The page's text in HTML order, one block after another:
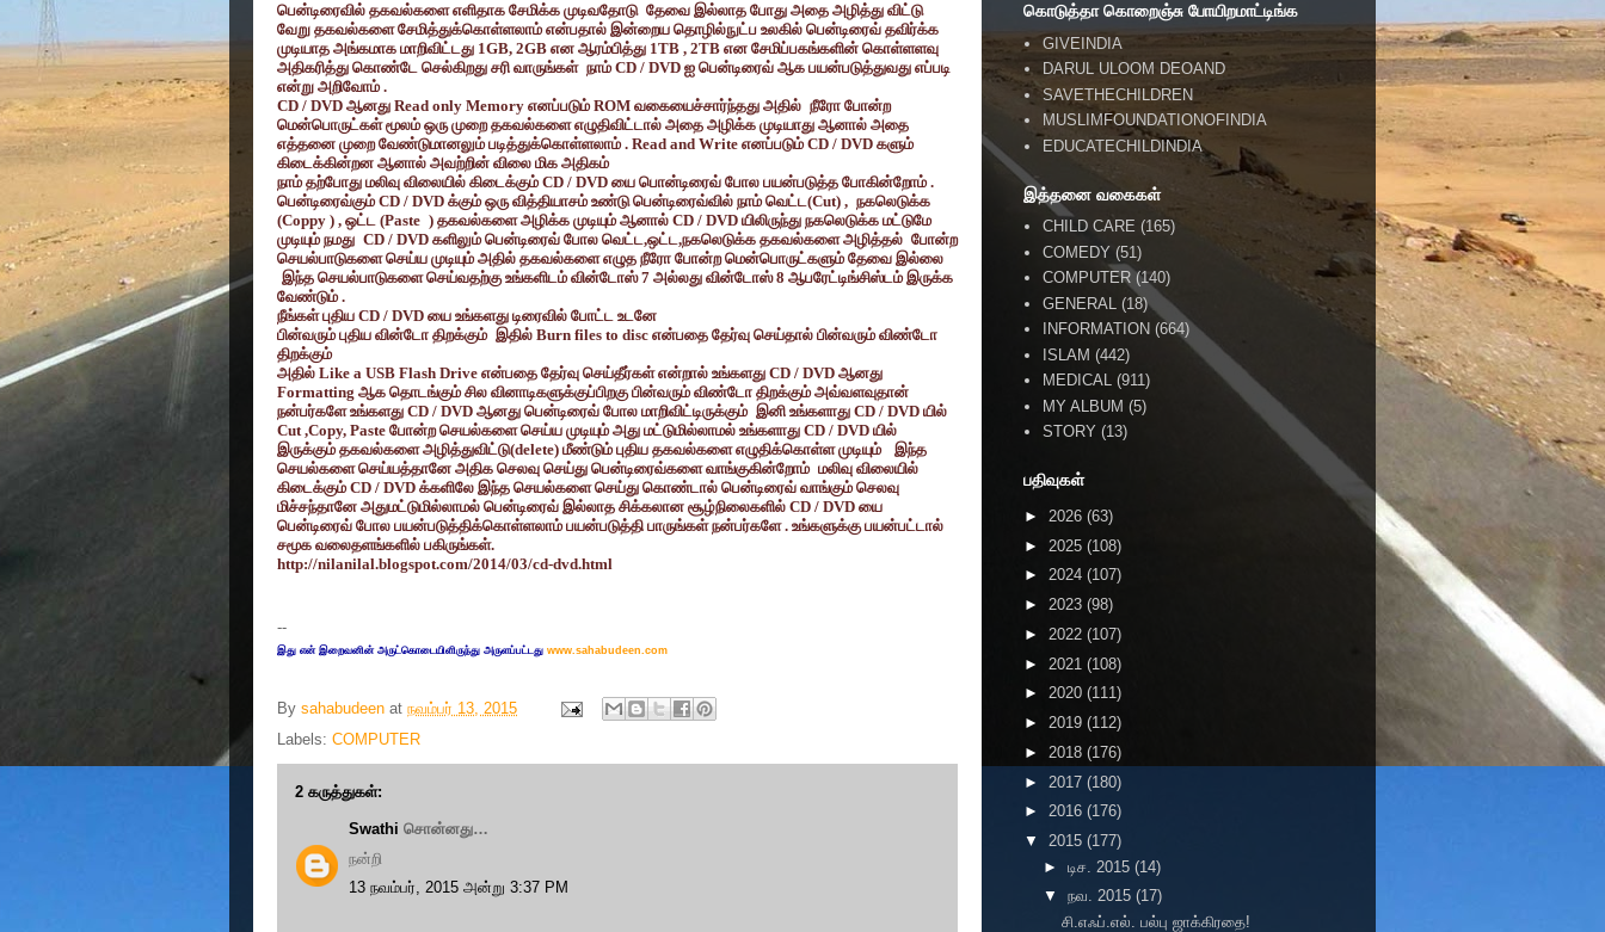
பென்டிரைவில் தகவல்களை எளிதாக சேமிக்க முடிவதோடு தேவை இல்லாத போது அதை அழித்து விட்டு
வேறு தகவல்களை சேமித்துக்கொள்ளலாம் என்பதால் இன்றைய தொழில்நுட்ப உலகில் பென்டிரைவ் தவிர்க்க
முடியாத அங்கமாக மாறிவிட்டது 1GB, 2GB என ஆரம்பித்து 1TB , 2TB என சேமிப்பகங்களின் கொள்ளளவு
அதிகரித்து கொண்டே செல்கிறது சரி வாருங்கள் நாம்CD / DVD ஐ பென்டிரைவ் ஆக பயன்படுத்துவது எப்படி
என்று அறிவோம் .
CD / DVD ஆனது Read only Memory எனப்படும்ROM வகையைச்சார்ந்தது அதில் நீரோ போன்ற
மென்பொருட்கள் மூலம் ஒரு முறை தகவல்களை எழுதிவிட்டால் அதை அழிக்க முடியாது ஆனால் அதை
எத்தனை முறை வேண்டுமானலும் படித்துக்கொள்ளலாம். Read and Write எனப்படும்CD / DVD களும்
கிடைக்கின்றன ஆனால் அவற்றின் விலை மிக அதிகம்
நாம் தற்போது மலிவு விலையில் கிடைக்கும்CD / DVD யை பொன்டிரைவ் போல பயன்படுத்த போகின்றோம் .
பென்டிரைவ்கும்CD / DVD க்கும் ஒரு வித்தியாசம் உண்டு பென்டிரைவ்வில் நாம் வெட்ட(Cut) , நகலெடுக்க
(Coppy ) , ஒட்ட (Paste ) தகவல்களை அழிக்க முடியும் ஆனால் CD / DVD யிலிருந்து நகலெடுக்க மட்டுமே
முடியும் நமது CD / DVD களிலும் பென்டிரைவ் போல வெட்ட,ஒட்ட,நகலெடுக்க தகவல்களை அழித்தல் போன்ற
செயல்பாடுகளை செய்ய முடியும் அதில் தகவல்களை எழுத நீரோ போன்ற மென்பொருட்களும் தேவை இல்லை
இந்த செயல்பாடுகளை செய்வதற்கு உங்களிடம் வின்டோஸ்7 அல்லது வின்டோஸ்8 ஆபரேட்டிங்சிஸ்டம் இருக்க
வேண்டும் .
நீங்கள் புதிய CD / DVD யை உங்களது டிரைவில் போட்ட உடனே
பின்வரும் புதிய வின்டோ திறக்கும் இதில் Burn files to disc என்பதை தேர்வு செய்தால் பின்வரும் விண்டோ
திறக்கும்
அதில் Like a USB Flash Drive என்பதை தேர்வு செய்தீர்கள் என்றால் உங்களது CD / DVD ஆனது
Formatting ஆக தொடங்கும் சில வினாடிகளுக்குப்பிறகு பின்வரும் விண்டோ திறக்கும் அவ்வளவுதான்
நன்பர்களே உங்களது CD / DVD ஆனது பென்டிரைவ் போல மாறிவிட்டிருக்கும் இனி உங்களாது CD / DVD யில்
Cut ,Copy, Paste போன்ற செயல்களை செய்ய முடியும் அது மட்டுமில்லாமல் உங்களாது CD / DVD யில்
இருக்கும் தகவல்களை அழித்துவிட்டு(delete) மீண்டும் புதிய தகவல்களை எழுதிக்கொள்ள முடியும்
இந்த
செயல்களை செய்யத்தானே அதிக செலவு செய்து பென்டிரைவ்களை வாங்குகின்றோம் மலிவு விலையில்
கிடைக்கும்CD / DVD க்களிலே இந்த செயல்களை செய்து கொண்டால் பென்டிரைவ் வாங்கும் செலவு
மிச்சந்தானே அதுமட்டுமில்லாமல் பென்டிரைவ் இல்லாத சிக்கலான சூழ்நிலைகளில் CD / DVD யை
பென்டிரைவ் போல பயன்படுத்திக்கொள்ளலாம் பயன்படுத்தி பாருங்கள் நன்பர்களே . உங்களுக்கு பயன்பட்டால்
சமூக வலைதளங்களில் பகிருங்கள்.
http://nilanilal.blogspot.com/2014/03/cd-dvd.html
--
இது என் இறைவனின் அருட்கொடையிளிருந்து அருளப்பட்டது www.sahabudeen.com
By sahabudeen at நவம்பர் 13, 2015
Labels: COMPUTER
2 கருத்துகள்:
Swathi சொன்னது…
நன்றி
13 நவம்பர், 2015 அன்று 3:37 PM
கொடுத்தா கொறைஞ்சு போயிறமாட்டிங்க
GIVEINDIA
DARUL ULOOM DEOAND
SAVETHECHILDREN
MUSLIMFOUNDATIONOFINDIA
EDUCATECHILDINDIA
இத்தனை வகைகள்
CHILD CARE (165)
COMEDY (51)
COMPUTER (140)
GENERAL (18)
INFORMATION (664)
ISLAM (442)
MEDICAL (911)
MY ALBUM (5)
STORY (13)
பதிவுகள்
► 2026 (63)
► 2025 (108)
► 2024 (107)
► 2023 (98)
► 2022 (107)
► 2021 (108)
► 2020 (111)
► 2019 (112)
► 2018 (176)
► 2017 (180)
► 2016 (176)
▼ 2015 (177)
► டிச. 2015 (14)
▼ நவ. 2015 (17)
சி.எஃப்.எல். பல்பு ஜாக்கிரதை!